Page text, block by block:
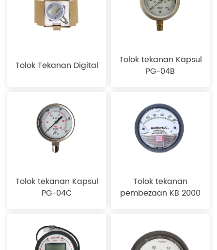
Tolok Tekanan Digital
Tolok tekanan Kapsul
PG-04B
Tolok tekanan Kapsul
PG-04C
Tolok tekanan
pembezaan KB 2000